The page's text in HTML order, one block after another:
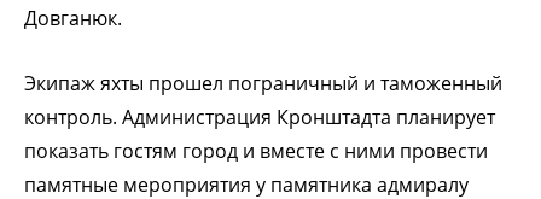
Довганюк.
Экипаж яхты прошел пограничный и таможенный
контроль. Администрация Кронштадта планирует
показать гостям город и вместе с ними провести
памятные мероприятия у памятника адмиралу